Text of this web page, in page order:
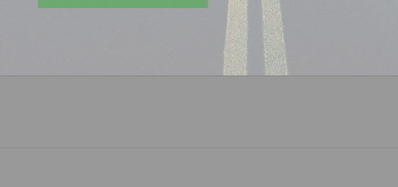
Über WhatsApp anfragen